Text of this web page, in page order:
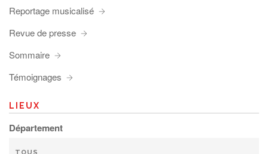
Reportage musicalisé
Revue de presse
Sommaire
Témoignages
LIEUX
Département